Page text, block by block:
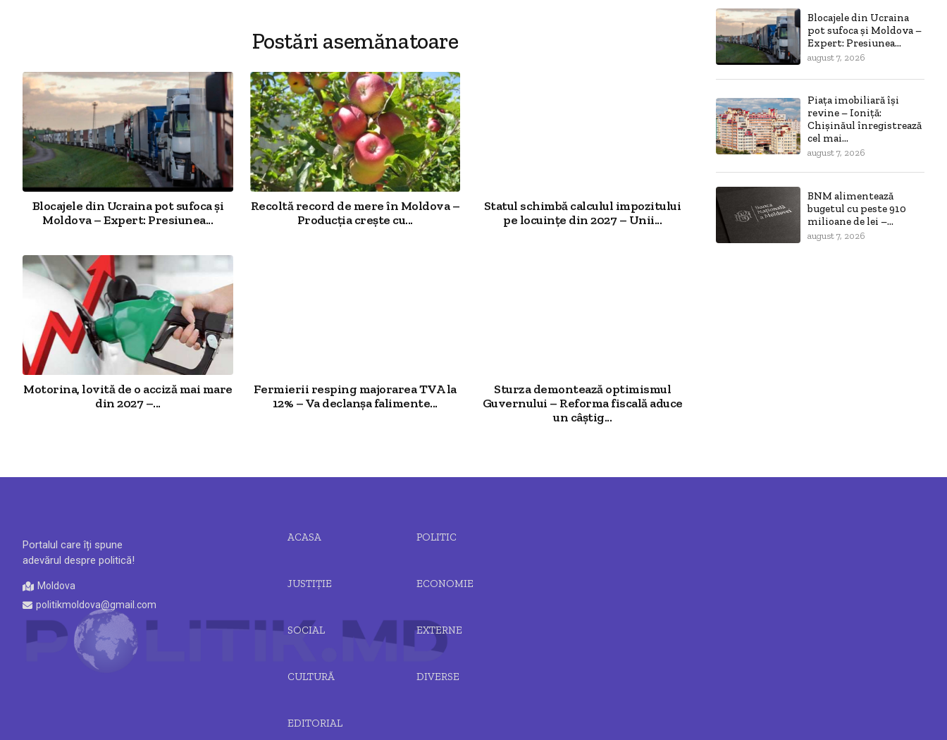
Postări asemănatoare
Blocajele din Ucraina pot sufoca și
Moldova – Expert: Presiunea...
Recoltă record de mere în Moldova –
Producția crește cu...
Statul schimbă calculul impozitului
pe locuințe din 2027 – Unii...
Motorina, lovită de o acciză mai mare
din 2027 –...
Fermierii resping majorarea TVA la
12% – Va declanșa falimente...
Sturza demontează optimismul
Guvernului – Reforma fiscală aduce
un câștig...
Blocajele din Ucraina
pot sufoca și Moldova –
Expert: Presiunea...
august 7, 2026
Piața imobiliară își
revine – Ioniță:
Chișinăul înregistrează
cel mai...
august 7, 2026
BNM alimentează
bugetul cu peste 910
milioane de lei –...
august 7, 2026
Portalul care îți spune
adevărul despre politică!
Moldova
politikmoldova@gmail.com
ACASA POLITIC
JUSTIȚIE ECONOMIE
SOCIAL EXTERNE
CULTURĂ DIVERSE
EDITORIAL